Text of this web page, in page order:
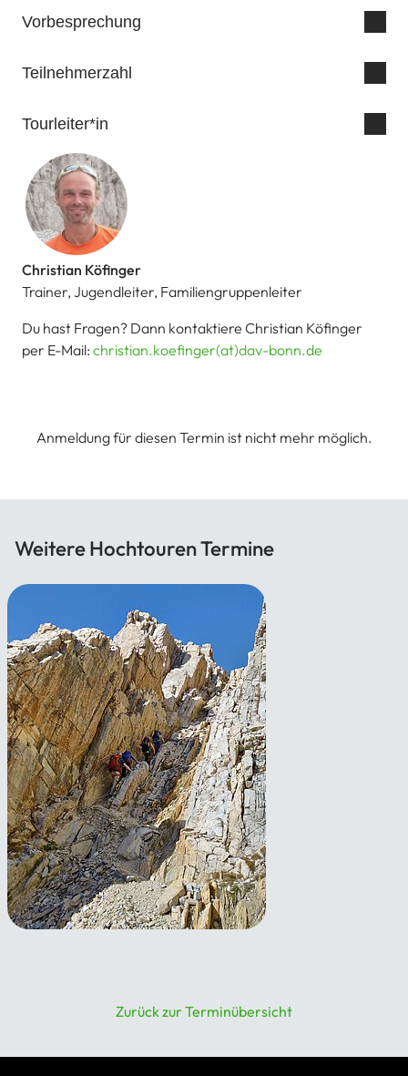
Vorbesprechung
Teilnehmerzahl
Tourleiter*in
Christian Köfinger
Trainer, Jugendleiter, Familiengruppenleiter
Du hast Fragen? Dann kontaktiere Christian Köfinger
per E-Mail: christian.koefinger(at)dav-bonn.de
Anmeldung für diesen Termin ist nicht mehr möglich.
Weitere Hochtouren Termine
19.08.2026 - 26.08.2026Zurück zur Terminübersicht